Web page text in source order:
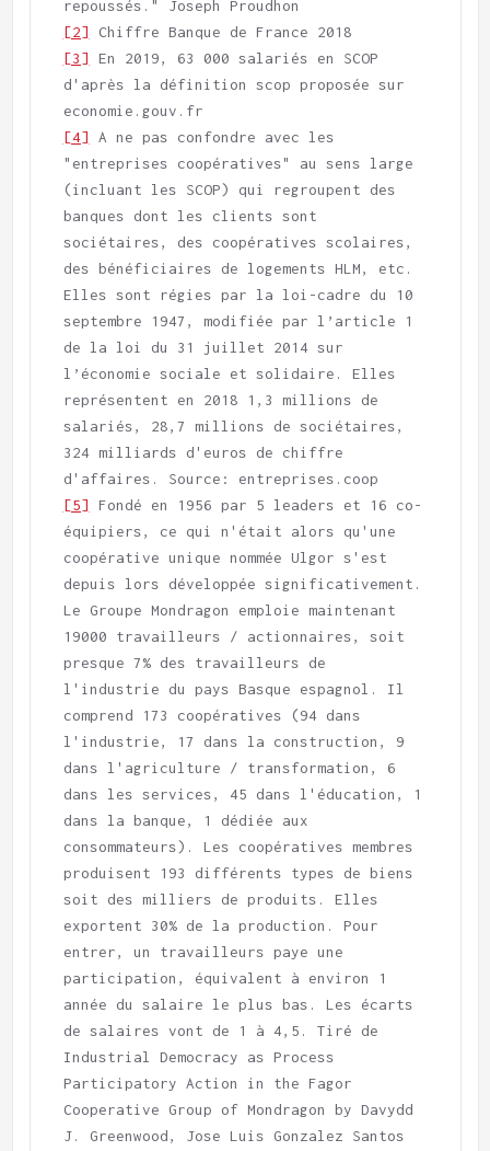
[2]
[3] En 2019, 63 000 salariés en SCOP
d'après la définition scop proposée sur
[4] A ne pas confondre avec les
"entreprises coopératives" au sens large
(incluant les SCOP) qui regroupent des
banques dont les clients sont
sociétaires, des coopératives scolaires,
des bénéficiaires de logements HLM, etc.
Elles sont régies par la loi-cadre du 10
septembre 1947, modifiée par l’article 1
de la loi du 31 juillet 2014 sur
l’économie sociale et solidaire. Elles
représentent en 2018 1,3 millions de
salariés, 28,7 millions de sociétaires,
324 milliards d'euros de chiffre
[5] Fondé en 1956 par 5 leaders et 16 co-
équipiers, ce qui n'était alors qu'une
coopérative unique nommée Ulgor s'est
depuis lors développée significativement.
Le Groupe Mondragon emploie maintenant
19000 travailleurs / actionnaires, soit
presque 7% des travailleurs de
l'industrie du pays Basque espagnol. Il
comprend 173 coopératives (94 dans
l'industrie, 17 dans la construction, 9
dans l'agriculture / transformation, 6
dans les services, 45 dans l'éducation, 1
dans la banque, 1 dédiée aux
consommateurs). Les coopératives membres
produisent 193 différents types de biens
soit des milliers de produits. Elles
exportent 30% de la production. Pour
entrer, un travailleurs paye une
participation, équivalent à environ 1
année du salaire le plus bas. Les écarts
de salaires vont de 1 à 4,5. Tiré de
Industrial Democracy as Process
Participatory Action in the Fagor
Cooperative Group of Mondragon by Davydd
J. Greenwood, Jose Luis Gonzalez Santos